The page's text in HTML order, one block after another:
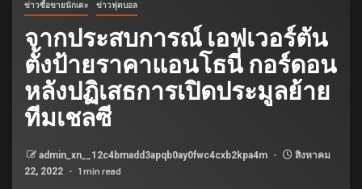
ข่าวซื้อขายนักเตะ ข่าวฟุตบอล
จากประสบการณ์ เอฟเวอร์ตัน
ตั้งป้ายราคาแอนโธนี่ กอร์ดอน
หลังปฏิเสธการเปิดประมูลย้าย
ทีมเชลซี
admin_xn__12c4bmadd3apqb0ay0fwc4cxb2kpa4m
สิงหาคม
22, 2022
1 min read